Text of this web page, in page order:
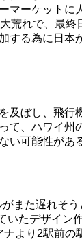
ーケット
荒れで、最
る為に日本
ぼし、飛
、ハワイ
可能性が
また遅れそ
たデザイン
より2駅前